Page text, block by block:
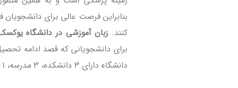
بنابراین فرصت عالی برای دانشجویان
کنند. زبان آموزشی در دانشگاه
برای دانشجویانی که قصد ادامه
دانشگاه دارای 3 دانشکده، 3 مدرسه، 1 موسسه آموزش عالی و بیش از 2000 دانشجو است.